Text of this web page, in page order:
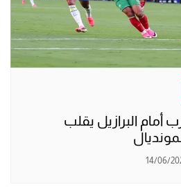
أمام البرازيل يقلب
14/06/